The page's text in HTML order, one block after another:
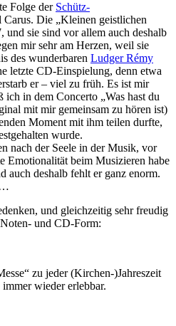
Folge der Schütz-
Carus. Die „Kleinen geistlichen
sie sind vor allem auch deshalb
mir sehr am Herzen, weil sie
des wunderbaren Ludger Rémy
letzte CD-Einspielung, denn etwa
er – viel zu früh. Es ist mir
ich in dem Concerto „Was hast du
mit mir gemeinsam zu hören ist)
Moment mit ihm teilen durfte,
wurde.
nach der Seele in der Musik, vor
Emotionalität beim Musizieren habe
auch deshalb fehlt er ganz enorm.
und gleichzeitig sehr freudig
und CD-Form:
zu jeder (Kirchen-)Jahreszeit
immer wieder erlebbar.